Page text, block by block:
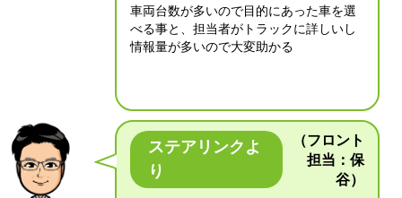
車両台数が多いので目的にあった車を選
べる事と、担当者がトラックに詳しいし
情報量が多いので大変助かる
ステアリンクよ
り
（フロント
担当：保
谷）